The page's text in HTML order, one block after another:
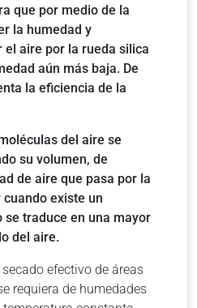
que por medio de la
la humedad y
aire por la rueda silica
aún más baja. De
la eficiencia de la
del aire se
su volumen, de
de aire que pasa por la
existe un
traduce en una mayor
del aire.
efectivo de áreas
requiera de humedades